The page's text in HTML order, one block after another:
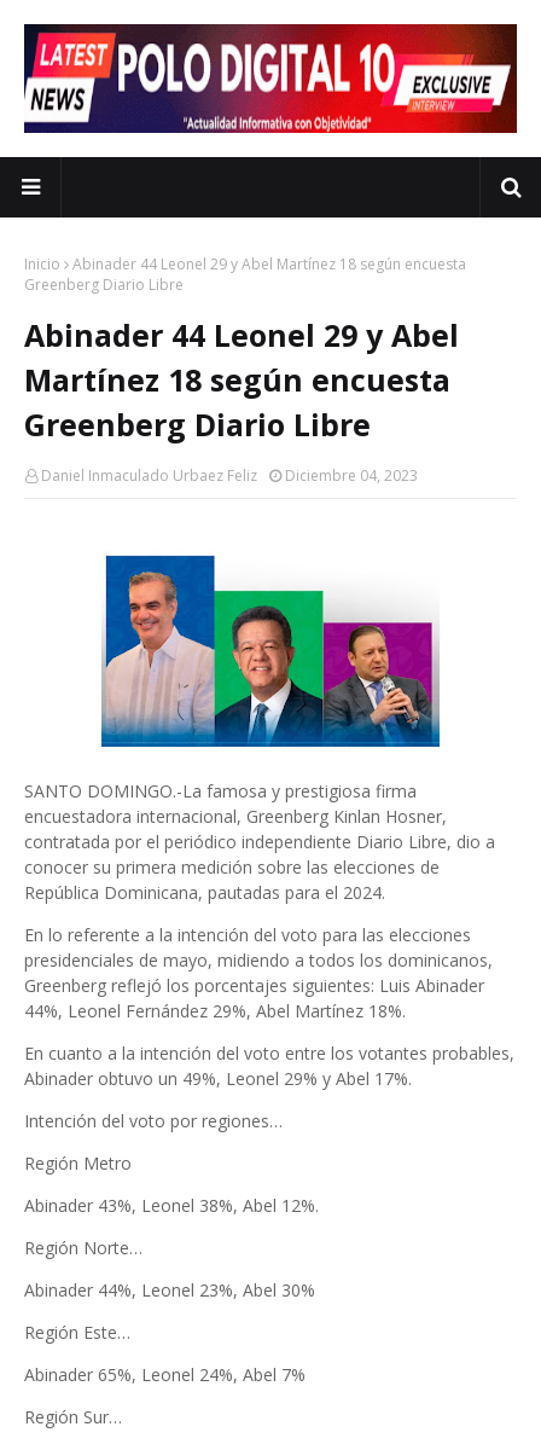
Inicio
Abinader 44 Leonel 29 y Abel Martínez 18 según encuesta
Greenberg Diario Libre
Abinader 44 Leonel 29 y Abel
Martínez 18 según encuesta
Greenberg Diario Libre
Daniel Inmaculado Urbaez Feliz Diciembre 04, 2023
SANTO DOMINGO.-La famosa y prestigiosa firma
encuestadora internacional, Greenberg Kinlan Hosner,
contratada por el periódico independiente Diario Libre, dio a
conocer su primera medición sobre las elecciones de
República Dominicana, pautadas para el 2024.
En lo referente a la intención del voto para las elecciones
presidenciales de mayo, midiendo a todos los dominicanos,
Greenberg reflejó los porcentajes siguientes: Luis Abinader
44%, Leonel Fernández 29%, Abel Martínez 18%.
En cuanto a la intención del voto entre los votantes probables,
Abinader obtuvo un 49%, Leonel 29% y Abel 17%.
Intención del voto por regiones…
Región Metro
Abinader 43%, Leonel 38%, Abel 12%.
Región Norte…
Abinader 44%, Leonel 23%, Abel 30%
Región Este…
Abinader 65%, Leonel 24%, Abel 7%
Región Sur…